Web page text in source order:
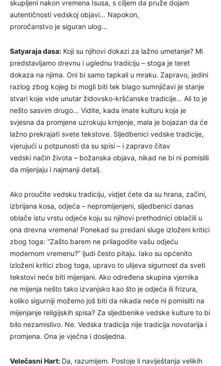
skupljeni nakon vremena Isusa, s ciljem da pruže dojam
autentičnosti vedskoj objavi… Napokon,
proročanstvo je siguran ulog…
Satyaraja dasa: Koji su njihovi dokazi za lažno umetanje? Mi
predstavljamo drevnu i uglednu tradiciju – stoga je teret
dokaza na njima. Oni bi samo tapkali u mraku. Zapravo, jedini
razlog zbog kojeg bi mogli biti tek blago sumnjičavi je stanje
stvari koje vide unutar židovsko-kršćanske tradicije… Ali to je
nešto sasvim drugo… Vidite, kada imate kulturu koja je
svjesna da promjene uzrokuju krnjenje, mala je bojazan da će
lažno prekrajati svete tekstove. Sljedbenici vedske tradicije,
vjerujući u potpunosti da su spisi – i zapravo čitav
vedski način života – božanska objava, nikad ne bi ni pomislili
da mijenjaju i najmanji detalj.
Ako proučite vedsku tradiciju, vidjet ćete da su hrana, začini,
izbrijana kosa, odjeća – nepromijenjeni, sljedbenici danas
oblače istu vrstu odjeće koju su njihovi prethodnici oblačili u
ona drevna vremena! Ponekad su predani sluge izloženi kritici
zbog toga: “Zašto barem ne prilagodite vašu odjeću
modernom vremenu?” ljudi često pitaju. Iako su općenito
izloženi kritici zbog toga, upravo to ulijeva sigurnost da sveti
tekstovi neće biti mijenjani. Ako određena skupina vjernika
ne mijenja nešto tako izvanjsko kao što je odjeća ili frizura,
koliko sigurniji možemo još biti da nikada neće ni pomisliti na
mijenjanje religijskih spisa? Za sljedbenike vedske kulture to bi
bilo nezamislivo. Ne. Vedska tradicija nije tradicija novotarija i
promjena. Ona je vječna i dosljedna.
Velečasni Hart: Da, razumijem. Postoje li naviještanja velikih